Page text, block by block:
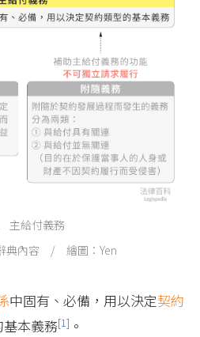
主給付義務
典內容 / 繪圖：Yen
中固有、必備，用以決定契約
本義務[1] 。